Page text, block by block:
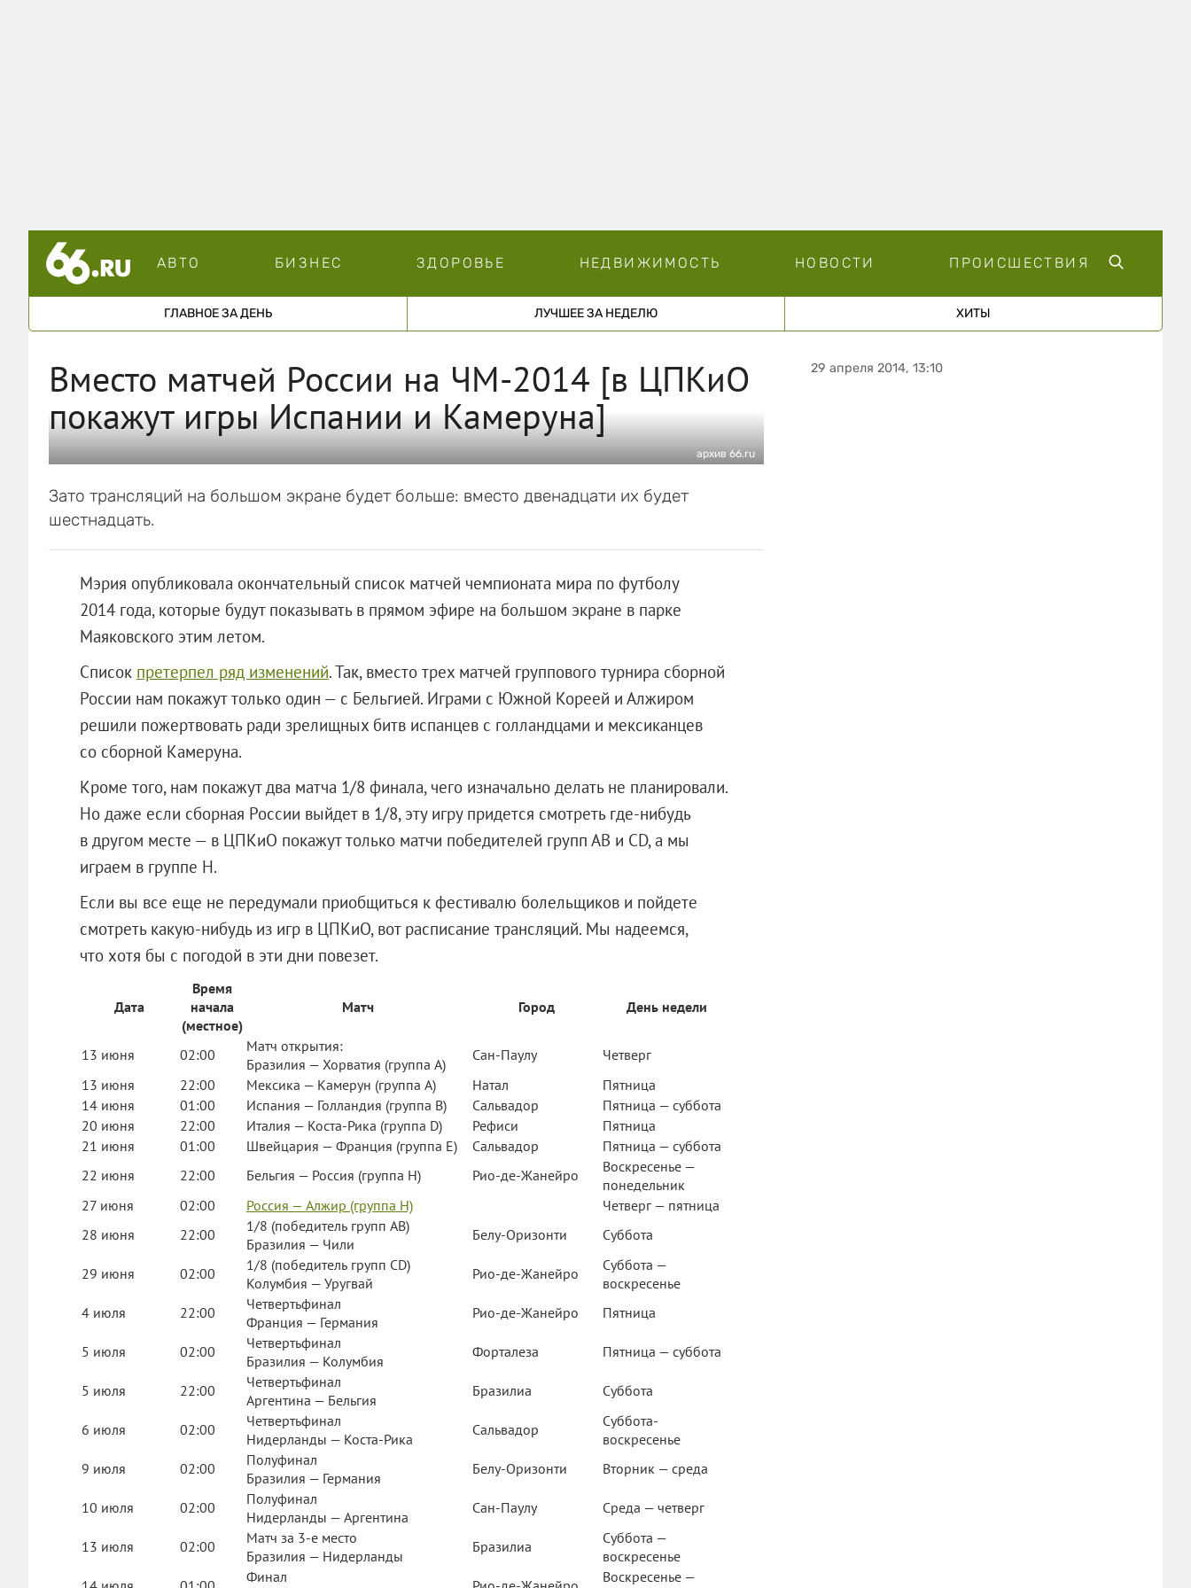
АВТО БИЗНЕС ЗДОРОВЬЕ НЕДВИЖИМОСТЬ НОВОСТИ ПРОИСШЕСТВИЯ
ГЛАВНОЕ ЗА ДЕНЬ ЛУЧШЕЕ ЗА НЕДЕЛЮ ХИТЫ
Вместо матчей России на ЧМ-2014 [в ЦПКиО
покажут игры Испании и Камеруна]
архив 66.ru
Зато трансляций на большом экране будет больше: вместо двенадцати их будет
шестнадцать.
Мэрия опубликовала окончательный список матчей чемпионата мира по футболу
2014 года, которые будут показывать в прямом эфире на большом экране в парке
Маяковского этим летом.
Список претерпел ряд изменений. Так, вместо трех матчей группового турнира сборной
России нам покажут только один — с Бельгией. Играми с Южной Кореей и Алжиром
решили пожертвовать ради зрелищных битв испанцев с голландцами и мексиканцев
со сборной Камеруна.
Кроме того, нам покажут два матча 1/8 финала, чего изначально делать не планировали.
Но даже если сборная России выйдет в 1/8, эту игру придется смотреть где-нибудь
в другом месте — в ЦПКиО покажут только матчи победителей групп АВ и СD, а мы
играем в группе Н.
Если вы все еще не передумали приобщиться к фестивалю болельщиков и пойдете
смотреть какую-нибудь из игр в ЦПКиО, вот расписание трансляций. Мы надеемся,
что хотя бы с погодой в эти дни повезет.
Дата
Время
начала
(местное)
Матч Город День недели
13 июня 02:00
Матч открытия:
Бразилия — Хорватия (группа А)
Сан-Паулу
Четверг
13 июня
22:00 Мексика — Камерун (группа А) Натал
Пятница
14 июня
01:00 Испания — Голландия (группа В) Сальвадор
Пятница — суббота
20 июня
22:00 Италия — Коста-Рика (группа D) Рефиси
Пятница
21 июня
01:00 Швейцария — Франция (группа E) Сальвадор
Пятница — суббота
22 июня
22:00 Бельгия — Россия (группа H) Рио-де-Жанейро
Воскресенье —
понедельник
27 июня
02:00 Россия — Алжир (группа Н)
Четверг — пятница
28 июня
22:00
1/8 (победитель групп AB)
Бразилия — Чили
Белу-Оризонти Суббота
29 июня 02:00
1/8 (победитель групп CD)
Колумбия — Уругвай
Рио-де-Жанейро
Суббота —
воскресенье
4 июля
22:00
Четвертьфинал
Франция — Германия
Рио-де-Жанейро Пятница
5 июля 02:00
Четвертьфинал
Бразилия — Колумбия
Форталеза Пятница — суббота
5 июля 22:00
Четвертьфинал
Аргентина — Бельгия
Бразилиа Суббота
6 июля 02:00
Четвертьфинал
Нидерланды — Коста-Рика
Сальвадор
Суббота-
воскресенье
9 июля
02:00
Полуфинал
Бразилия — Германия
Белу-Оризонти Вторник — среда
10 июля 02:00
Полуфинал
Нидерланды — Аргентина
Сан-Паулу Среда — четверг
13 июля 02:00
Матч за 3-е место
Бразилия — Нидерланды
Бразилиа
Суббота —
воскресенье
Финал
Воскресенье —
29 апреля 2014, 13:10